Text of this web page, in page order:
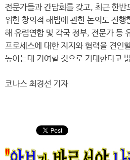
전문가들과 간담회를 갖고, 최근 한반
위한 창의적 해법에 관한 논의도 진행
해 유럽연합 및 각국 정부, 전문가 등
프로세스에 대한 지지와 협력을 견인
높이는데 기여할 것으로 기대한다고
코나스 최경선 기자